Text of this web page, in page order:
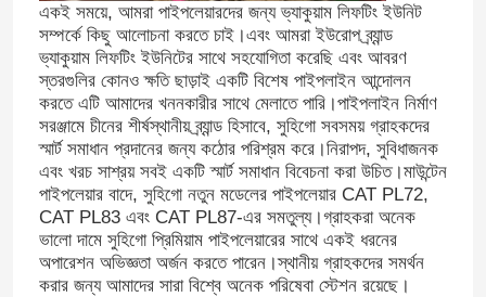
একই সময়ে, আমরা পাইপলেয়ারদের জন্য ভ্যাকুয়াম লিফটিং ইউনিট
সম্পর্কে কিছু আলোচনা করতে চাই।এবং আমরা ইউরোপ ব্র্যান্ড
ভ্যাকুয়াম লিফটিং ইউনিটের সাথে সহযোগিতা করেছি এবং আবরণ
স্তরগুলির কোনও ক্ষতি ছাড়াই একটি বিশেষ পাইপলাইন আন্দোলন
করতে এটি আমাদের খননকারীর সাথে মেলাতে পারি।পাইপলাইন নির্মাণ
সরঞ্জামে চীনের শীর্ষস্থানীয় ব্র্যান্ড হিসাবে, সুহিগো সবসময় গ্রাহকদের
স্মার্ট সমাধান প্রদানের জন্য কঠোর পরিশ্রম করে।নিরাপদ, সুবিধাজনক
এবং খরচ সাশ্রয় সবই একটি স্মার্ট সমাধান বিবেচনা করা উচিত।মাউন্টেন
পাইপলেয়ার বাদে, সুহিগো নতুন মডেলের পাইপলেয়ার CAT PL72,
CAT PL83 এবং CAT PL87-এর সমতুল্য।গ্রাহকরা অনেক
ভালো দামে সুহিগো প্রিমিয়াম পাইপলেয়ারের সাথে একই ধরনের
অপারেশন অভিজ্ঞতা অর্জন করতে পারেন।স্থানীয় গ্রাহকদের সমর্থন
করার জন্য আমাদের সারা বিশ্বে অনেক পরিষেবা স্টেশন রয়েছে।